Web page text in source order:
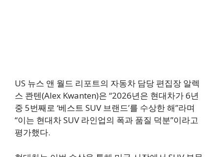
US 뉴스 앤 월드 리포트의 자동차 담당 편집장 알렉
스 콴텐(Alex Kwanten)은 “2026년은 현대차가 6년
중 5번째로 ‘베스트 SUV 브랜드’를 수상한 해”라며
“이는 현대차 SUV 라인업의 폭과 품질 덕분”이라고
평가했다.